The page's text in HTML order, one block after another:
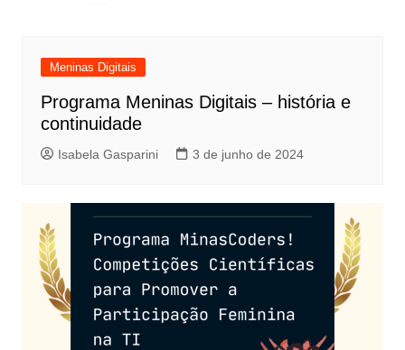
Meninas Digitais
Programa Meninas Digitais – história e
continuidade
Isabela Gasparini 3 de junho de 2024